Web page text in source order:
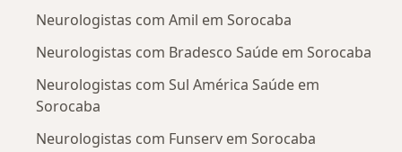
Neurologistas com Amil em Sorocaba
Neurologistas com Bradesco Saúde em Sorocaba
Neurologistas com Sul América Saúde em
Sorocaba
Neurologistas com Funserv em Sorocaba